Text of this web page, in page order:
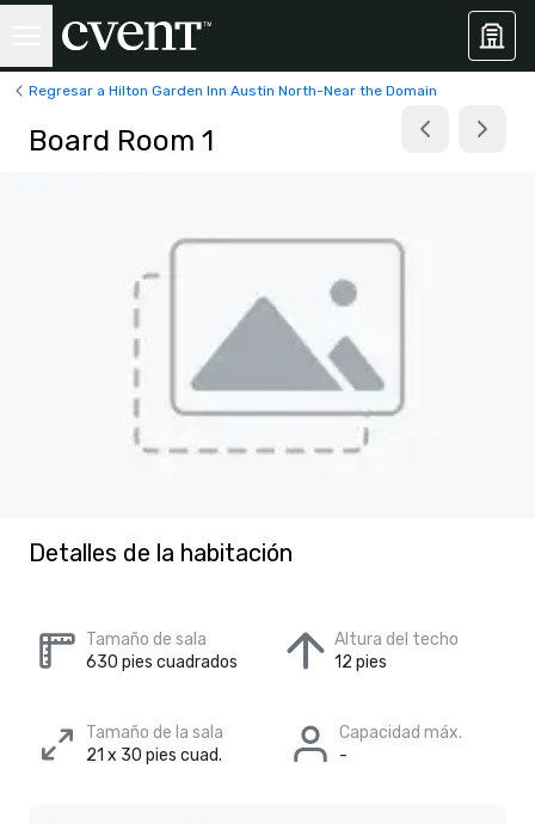
Regresar a Hilton Garden Inn Austin North-Near the Domain
Board Room 1
Detalles de la habitación
Tamaño de sala
630 pies cuadrados
Altura del techo
12 pies
Tamaño de la sala
21 x 30 pies cuad.
Capacidad máx.
-